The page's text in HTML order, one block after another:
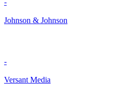
Johnson & Johnson
-
Versant Media